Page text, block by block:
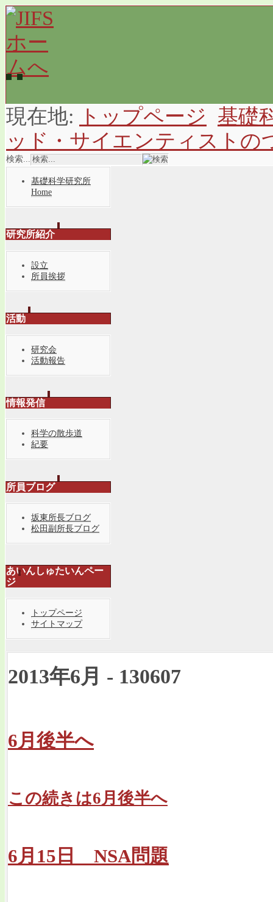
現在地: トップページ 基礎
ッド・サイエンティストの
検索...
基礎科学研究所
Home
研究所紹介
設立
所員挨拶
活動
研究会
活動報告
情報発信
科学の散歩道
紀要
所員ブログ
坂東所長ブログ
松田副所長ブログ
あいんしゅたいんペー
ジ
トップページ
サイトマップ
2013年6月 - 130607
6月後半へ
この続きは6月後半へ
6月15日 NSA問題